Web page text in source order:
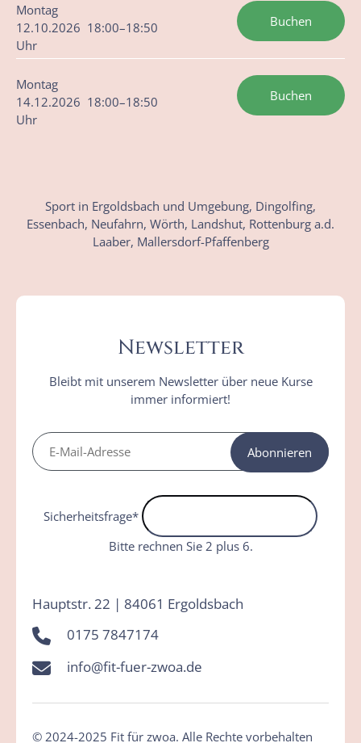
Montag
12.10.2026 18:00–18:50
Uhr
Buchen
Montag
14.12.2026 18:00–18:50
Uhr
Buchen
Sport in Ergoldsbach und Umgebung, Dingolfing,
Essenbach, Neufahrn, Wörth, Landshut, Rottenburg a.d.
Laaber, Mallersdorf-Pfaffenberg
Newsletter
Bleibt mit unserem Newsletter über neue Kurse
immer informiert!
Sicherheitsfrage*
Bitte rechnen Sie 2 plus 6.
Abonnieren
Hauptstr. 22 | 84061 Ergoldsbach
0175 7847174
info@fit-fuer-zwoa.de
© 2024-2025 Fit für zwoa. Alle Rechte vorbehalten